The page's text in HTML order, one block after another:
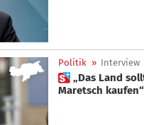
Politik » Interview
 „Das Land sollte Schloss
Maretsch kaufen“